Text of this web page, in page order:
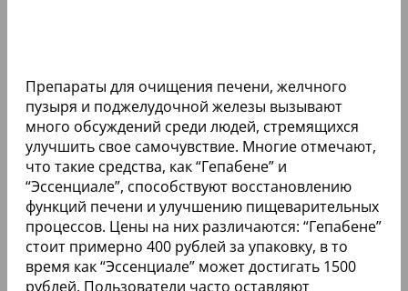
Препараты для очищения печени, желчного
пузыря и поджелудочной железы вызывают
много обсуждений среди людей, стремящихся
улучшить свое самочувствие. Многие отмечают,
что такие средства, как “Гепабене” и
“Эссенциале”, способствуют восстановлению
функций печени и улучшению пищеварительных
процессов. Цены на них различаются: “Гепабене”
стоит примерно 400 рублей за упаковку, в то
время как “Эссенциале” может достигать 1500
рублей. Пользователи часто оставляют